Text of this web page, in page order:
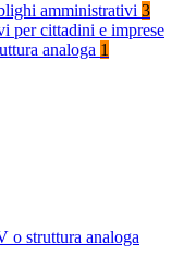
amministrativi 3
per cittadini e imprese
analoga 1
o struttura analoga